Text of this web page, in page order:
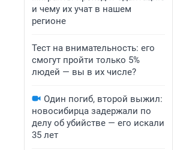
и чему их учат в нашем
регионе
Тест на внимательность: его
смогут пройти только 5%
людей — вы в их числе?
Один погиб, второй выжил:
новосибирца задержали по
делу об убийстве — его искали
35 лет